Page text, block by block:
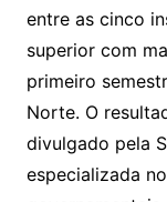
entre as cinco
superior com
primeiro
Norte. O
divulgado pela
especializada